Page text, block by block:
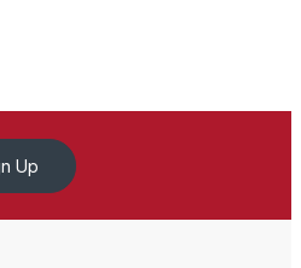
Up